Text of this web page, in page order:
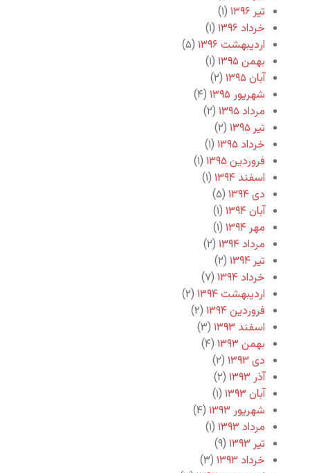
تیر ۱۳۹۶
(۱)
خرداد ۱۳۹۶
(۱)
اردیبهشت ۱۳۹۶
(۵)
بهمن ۱۳۹۵
(۱)
آبان ۱۳۹۵
(۲)
شهریور ۱۳۹۵
(۴)
مرداد ۱۳۹۵
(۲)
تیر ۱۳۹۵
(۲)
خرداد ۱۳۹۵
(۱)
فروردین ۱۳۹۵
(۱)
اسفند ۱۳۹۴
(۱)
دی ۱۳۹۴
(۵)
آبان ۱۳۹۴
(۱)
مهر ۱۳۹۴
(۱)
مرداد ۱۳۹۴
(۲)
تیر ۱۳۹۴
(۲)
خرداد ۱۳۹۴
(۷)
اردیبهشت ۱۳۹۴
(۲)
فروردین ۱۳۹۴
(۲)
اسفند ۱۳۹۳
(۳)
بهمن ۱۳۹۳
(۴)
دی ۱۳۹۳
(۲)
آذر ۱۳۹۳
(۲)
آبان ۱۳۹۳
(۱)
شهریور ۱۳۹۳
(۴)
مرداد ۱۳۹۳
(۱)
تیر ۱۳۹۳
(۹)
خرداد ۱۳۹۳
(۳)